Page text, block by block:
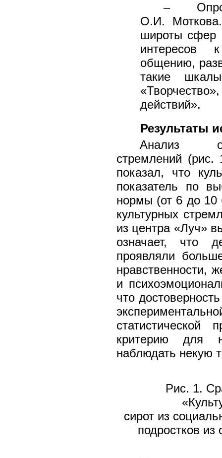
–
О.И.
широты сфер
интересов
общению,
такие
действий».
Результаты
Анализ
стремлений
показал, что
показатель по
нормы (от 6 до 10
культурных
из центра «Луч»
означает, что
проявляли
нравственности,
и
что
критерию для
наблюдать некую
Рис. 1.
сирот из
подростков